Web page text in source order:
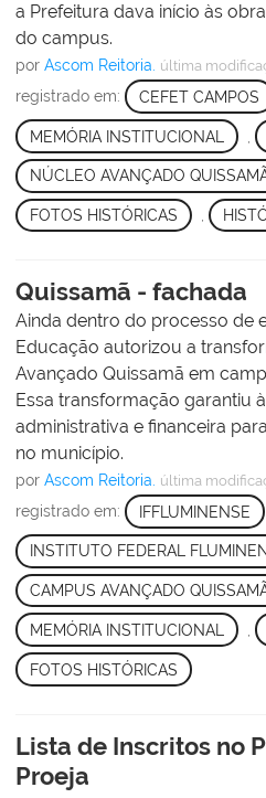
a Prefeitura dava início às
do campus.
por Ascom Reitoria. última
registrado em: CEFET CAMPOS
MEMÓRIA INSTITUCIONAL
NÚCLEO AVANÇADO
FOTOS HISTÓRICAS
Quissamã - fachada
Ainda dentro do processo de
Educação autorizou a
Avançado Quissamã em
Essa transformação garantiu
administrativa e financeira
no município.
por Ascom Reitoria. última
registrado em: IFFLUMINENSE
INSTITUTO FEDERAL
CAMPUS AVANÇADO
MEMÓRIA INSTITUCIONAL
FOTOS HISTÓRICAS
Lista de Inscritos no
Proeja